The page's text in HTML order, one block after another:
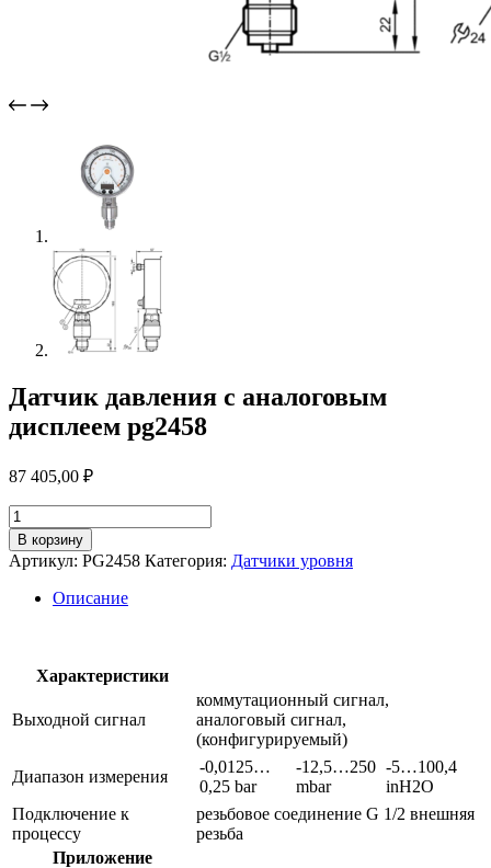
Датчик давления с аналоговым
дисплеем pg2458
87 405,00 ₽
Количество
товара
Датчик
давления
аналоговым
В корзину
Артикул: PG2458 Категория: Датчики уровня
Описание
Характеристики
Выходной сигнал
коммутационный сигнал,
аналоговый сигнал,
(конфигурируемый)
Диапазон измерения
-0,0125…
0,25 bar
-12,5…250
mbar
-5…100,4
inH2O
Подключение к
процессу
резьбовое соединение G 1/2 внешняя
резьба
Приложение